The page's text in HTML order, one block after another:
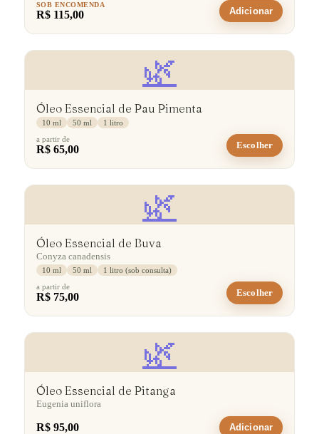
SOB ENCOMENDA
R$ 115,00 Adicionar
🌿
Óleo Essencial de Pau Pimenta
10 ml 50 ml
1 litro
a partir de
R$ 65,00 Escolher
🌿
Óleo Essencial de Buva
Conyza canadensis
10 ml 50 ml
1 litro (sob consulta)
a partir de
R$ 75,00 Escolher
🌿
Óleo Essencial de Pitanga
Eugenia uniflora
R$ 95,00 Adicionar